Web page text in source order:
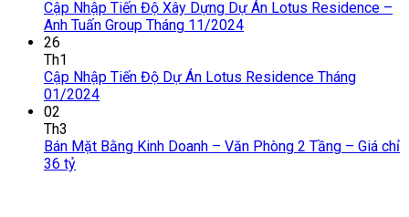
Cập Nhập Tiến Độ Xây Dựng Dự Án Lotus Residence –
Anh Tuấn Group Tháng 11/2024
26
Th1
Cập Nhập Tiến Độ Dự Án Lotus Residence Tháng
01/2024
02
Th3
Bán Mặt Bằng Kinh Doanh – Văn Phòng 2 Tầng – Giá chỉ
36 tỷ